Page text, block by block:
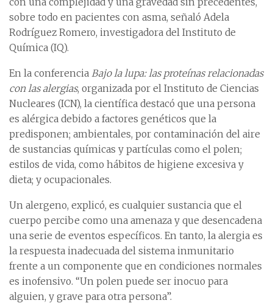
sobre todo en pacientes con asma, señaló Adela
Rodríguez Romero, investigadora del Instituto de
Química (IQ).
En la conferencia Bajo la lupa: las proteínas relacionadas
con las alergias, organizada por el Instituto de Ciencias
Nucleares (ICN), la científica destacó que una persona
es alérgica debido a factores genéticos que la
predisponen; ambientales, por contaminación del aire
de sustancias químicas y partículas como el polen;
estilos de vida, como hábitos de higiene excesiva y
dieta; y ocupacionales.
Un alergeno, explicó, es cualquier sustancia que el
cuerpo percibe como una amenaza y que desencadena
una serie de eventos específicos. En tanto, la alergia es
la respuesta inadecuada del sistema inmunitario
frente a un componente que en condiciones normales
es inofensivo. “Un polen puede ser inocuo para
alguien, y grave para otra persona”.